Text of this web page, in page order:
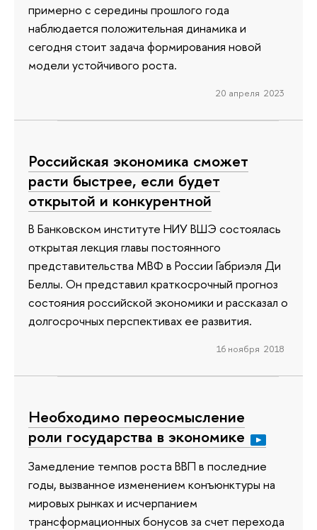
примерно с середины прошлого года
наблюдается положительная динамика и
сегодня стоит задача формирования новой
модели устойчивого роста.
20 апреля 2023
Российская экономика сможет
расти быстрее, если будет
открытой и конкурентной
В Банковском институте НИУ ВШЭ состоялась
открытая лекция главы постоянного
представительства МВФ в России Габриэля Ди
Беллы. Он представил краткосрочный прогноз
состояния российской экономики и рассказал о
долгосрочных перспективах ее развития.
16 ноября 2018
Необходимо переосмысление
роли государства в экономике
Замедление темпов роста ВВП в последние
годы, вызванное изменением конъюнктуры на
мировых рынках и исчерпанием
трансформационных бонусов за счет перехода